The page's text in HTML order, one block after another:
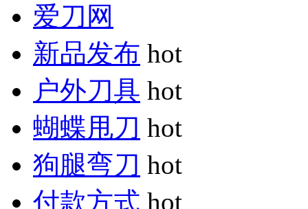
爱刀网
新品发布 hot
户外刀具 hot
蝴蝶甩刀 hot
狗腿弯刀 hot
付款方式 hot